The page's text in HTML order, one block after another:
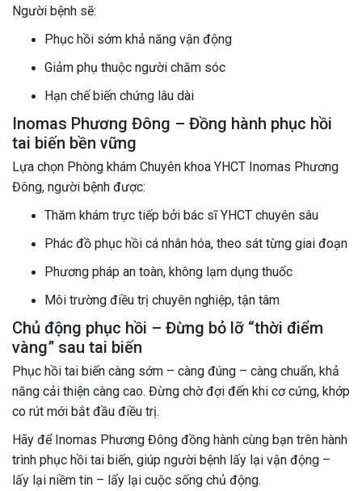
Người bệnh sẽ:
Phục hồi sớm khả năng vận động
Giảm phụ thuộc người chăm sóc
Hạn chế biến chứng lâu dài
Inomas Phương Đông – Đồng hành phục hồi
tai biến bền vững
Lựa chọn Phòng khám Chuyên khoa YHCT Inomas Phương
Đông, người bệnh được:
Thăm khám trực tiếp bởi bác sĩ YHCT chuyên sâu
Phác đồ phục hồi cá nhân hóa, theo sát từng giai đoạn
Phương pháp an toàn, không lạm dụng thuốc
Môi trường điều trị chuyên nghiệp, tận tâm
Chủ động phục hồi – Đừng bỏ lỡ “thời điểm
vàng” sau tai biến
Phục hồi tai biến càng sớm – càng đúng – càng chuẩn, khả
năng cải thiện càng cao. Đừng chờ đợi đến khi cơ cứng, khớp
co rút mới bắt đầu điều trị.
Hãy để Inomas Phương Đông đồng hành cùng bạn trên hành
trình phục hồi tai biến, giúp người bệnh lấy lại vận động –
lấy lại niềm tin – lấy lại cuộc sống chủ động.